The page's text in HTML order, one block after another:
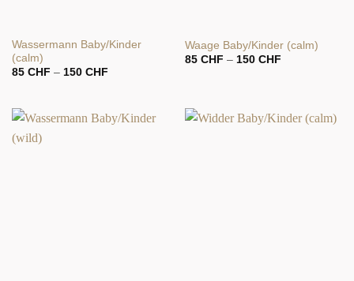
Wassermann Baby/Kinder
(calm)
85 CHF – 150 CHFPreisspanne:
Waage Baby/Kinder (calm)
85 CHF – 150 CHFPreisspanne: